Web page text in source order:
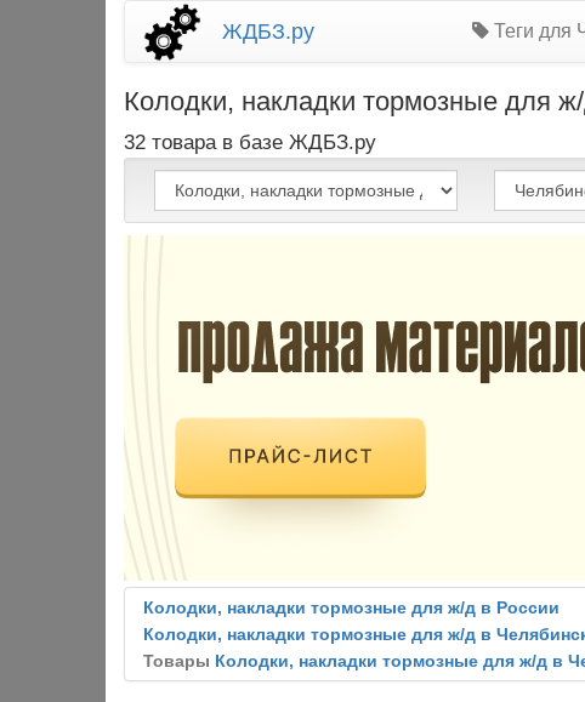
ЖДБЗ.ру Теги для
Колодки, накладки тормозные для
32 товара в базе ЖДБЗ.ру
Колодки, накладки тормозные для ж/д в России
Колодки, накладки тормозные для ж/д в
Товары Колодки, накладки тормозные для ж/д в